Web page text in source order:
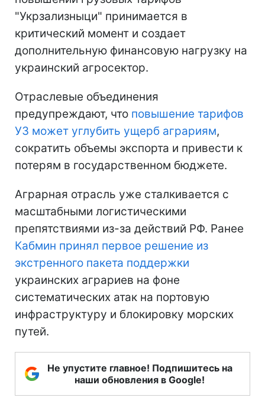
"Укрзализныци" принимается в
критический момент и создает
дополнительную финансовую нагрузку на
украинский агросектор.
Отраслевые объединения
предупреждают, что повышение тарифов
УЗ может углубить ущерб аграриям,
сократить объемы экспорта и привести к
потерям в государственном бюджете.
Аграрная отрасль уже сталкивается с
масштабными логистическими
препятствиями из-за действий РФ. Ранее
Кабмин принял первое решение из
экстренного пакета поддержки
украинских аграриев на фоне
систематических атак на портовую
инфраструктуру и блокировку морских
путей.
Не упустите главное! Подпишитесь на
наши обновления в Google!